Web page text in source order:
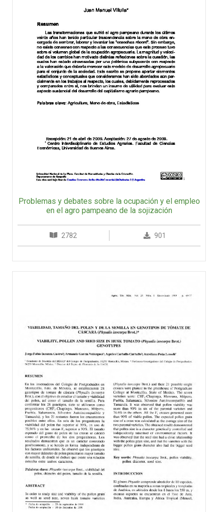
Problemas y debates sobre la ocupación y el empleo
en el agro pampeano de la sojización
2782 901